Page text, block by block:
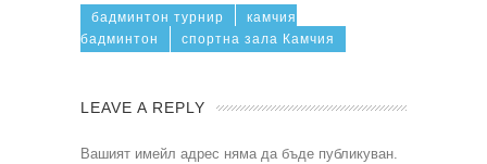
бадминтон турнир
камчия
бадминтон
спортна зала Камчия
LEAVE A REPLY
Вашият имейл адрес няма да бъде публикуван.